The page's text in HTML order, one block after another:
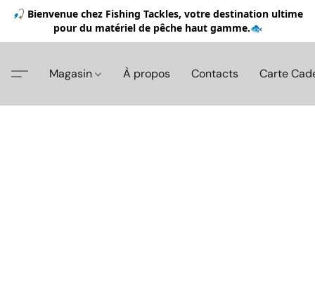
🎣 Bienvenue chez Fishing Tackles, votre destination ultime
pour du matériel de pêche haut gamme.🐟
Magasin À propos Contacts Carte